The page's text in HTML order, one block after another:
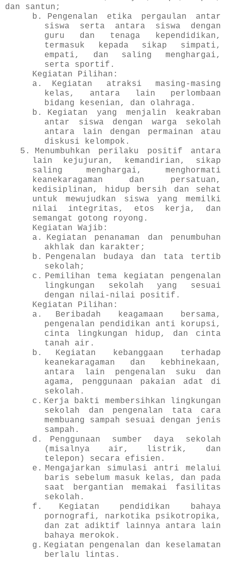
dan santun;
b.
Pengenalan etika pergaulan antar
siswa serta antara siswa dengan
guru dan tenaga kependidikan,
termasuk kepada sikap simpati,
empati, dan saling menghargai,
serta sportif.
Kegiatan Pilihan:
a.
Kegiatan atraksi masing-masing
kelas, antara lain perlombaan
bidang kesenian, dan olahraga.
b.
Kegiatan yang menjalin keakraban
antar siswa dengan warga sekolah
antara lain dengan permainan atau
diskusi kelompok.
5.
Menumbuhkan perilaku positif antara
lain kejujuran, kemandirian, sikap
saling menghargai, menghormati
keanekaragaman dan persatuan,
kedisiplinan, hidup bersih dan sehat
untuk mewujudkan siswa yang memilki
nilai integritas, etos kerja, dan
semangat gotong royong.
Kegiatan Wajib:
a.
Kegiatan penanaman dan penumbuhan
akhlak dan karakter;
b.
Pengenalan budaya dan tata tertib
sekolah;
c. Pemilihan tema kegiatan pengenalan
lingkungan sekolah yang sesuai
dengan nilai-nilai positif.
Kegiatan Pilihan:
a.
Beribadah keagamaan bersama,
pengenalan pendidikan anti korupsi,
cinta lingkungan hidup, dan cinta
tanah air.
b.
Kegiatan kebanggaan terhadap
keanekaragaman dan kebhinekaan,
antara lain pengenalan suku dan
agama, penggunaan pakaian adat di
sekolah.
c. Kerja bakti membersihkan lingkungan
sekolah dan pengenalan tata cara
membuang sampah sesuai dengan jenis
sampah.
d.
Penggunaan sumber daya sekolah
(misalnya air, listrik, dan
telepon) secara efisien.
e. Mengajarkan simulasi antri melalui
baris sebelum masuk kelas, dan pada
saat bergantian memakai fasilitas
sekolah.
f.
Kegiatan pendidikan bahaya
pornografi, narkotika psikotropika,
dan zat adiktif lainnya antara lain
bahaya merokok.
g. Kegiatan pengenalan dan keselamatan
berlalu lintas.